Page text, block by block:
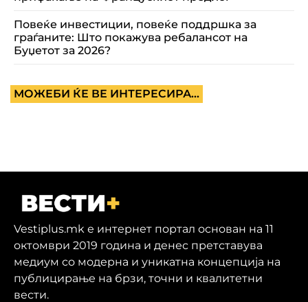
Повеќе инвестиции, повеќе поддршка за
граѓаните: Што покажува ребалансот на
Буџетот за 2026?
МОЖЕБИ ЌЕ ВЕ ИНТЕРЕСИРА...
Vestiplus.mk е интернет портал основан на 11
октомври 2019 година и денес претставува
медиум со модерна и уникатна концепција на
публицирање на брзи, точни и квалитетни
вести.